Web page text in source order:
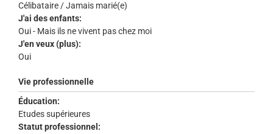
Célibataire / Jamais marié(e)
J'ai des enfants:
Oui - Mais ils ne vivent pas chez moi
J'en veux (plus):
Oui
Vie professionnelle
Éducation:
Etudes supérieures
Statut professionnel: